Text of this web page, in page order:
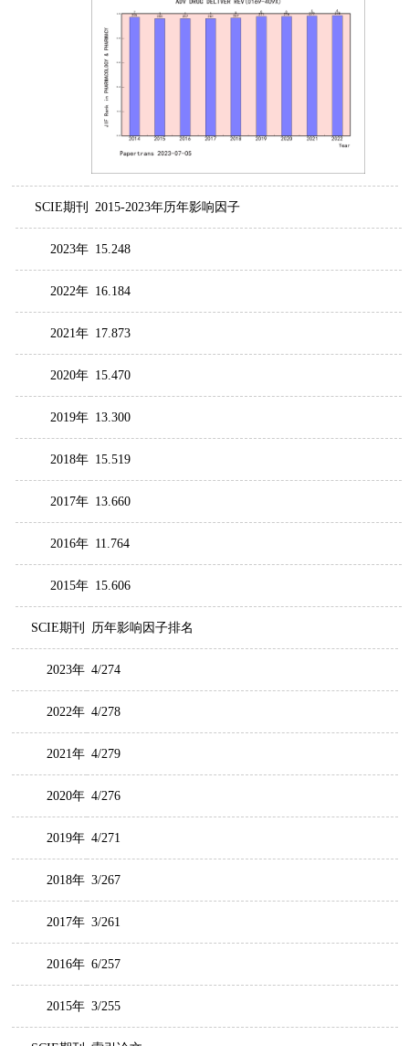
SCIE期刊 2015-2023年历年影响因子
2023年 15.248
2022年 16.184
2021年 17.873
2020年 15.470
2019年 13.300
2018年 15.519
2017年 13.660
2016年 11.764
2015年 15.606
SCIE期刊 历年影响因子排名
2023年 4/274
2022年 4/278
2021年 4/279
2020年 4/276
2019年 4/271
2018年 3/267
2017年 3/261
2016年 6/257
2015年 3/255